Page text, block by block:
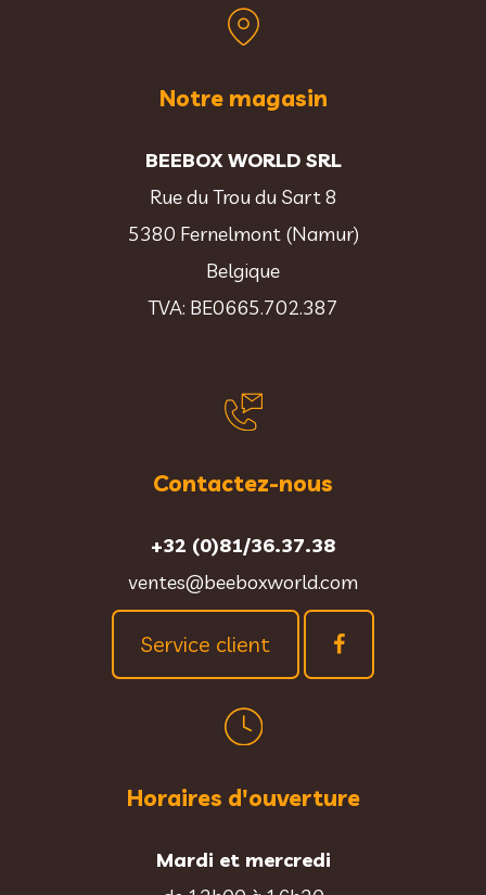
Notre magasin
BEEBOX WORLD SRL
Rue du Trou du Sart 8
5380 Fernelmont (Namur)
Belgique
TVA: BE0665.702.387
Contactez-nous
+32 (0)81/36.37.38
ventes@beeboxworld.com
Service client
Horaires d'ouverture
Mardi et mercredi